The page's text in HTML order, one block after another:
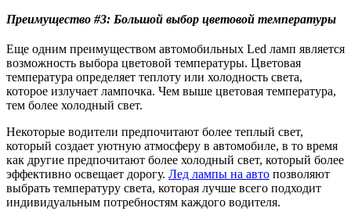
Преимущество #3: Большой выбор цветовой температуры
Еще одним преимуществом автомобильных Led ламп является
возможность выбора цветовой температуры. Цветовая
температура определяет теплоту или холодность света,
которое излучает лампочка. Чем выше цветовая температура,
тем более холодный свет.
Некоторые водители предпочитают более теплый свет,
который создает уютную атмосферу в автомобиле, в то время
как другие предпочитают более холодный свет, который более
эффективно освещает дорогу. Лед лампы на авто позволяют
выбрать температуру света, которая лучше всего подходит
индивидуальным потребностям каждого водителя.